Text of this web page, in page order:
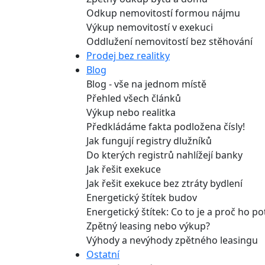
Odkup nemovitostí formou nájmu
Výkup nemovitostí v exekuci
Oddlužení nemovitostí bez stěhování
Prodej bez realitky
Blog
Blog - vše na jednom místě
Přehled všech článků
Výkup nebo realitka
Předkládáme fakta podložena čísly!
Jak fungují registry dlužníků
Do kterých registrů nahlížejí banky
Jak řešit exekuce
Jak řešit exekuce bez ztráty bydlení
Energetický štítek budov
Energetický štítek: Co to je a proč ho
Zpětný leasing nebo výkup?
Výhody a nevýhody zpětného leasingu
Ostatní